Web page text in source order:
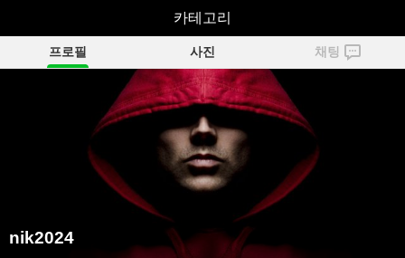
nik2024
프로필 사진 채팅
nik2024
카테고리